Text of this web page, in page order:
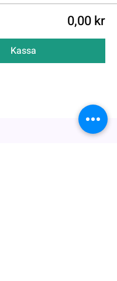
0,00 kr
Kassa